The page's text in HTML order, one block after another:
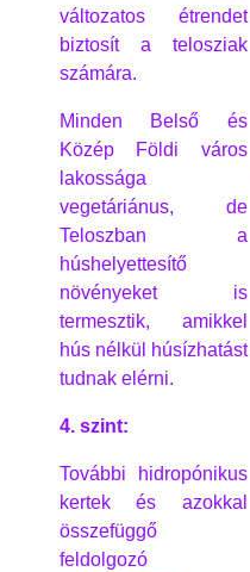
változatos étrendet
biztosít a telosziak
számára.
Minden Belső és
Közép Földi város
lakossága
vegetáriánus, de
Teloszban a
húshelyettesítő
növényeket is
termesztik, amikkel
hús nélkül húsízhatást
tudnak elérni.
4. szint:
További hidropónikus
kertek és azokkal
összefüggő
feldolgozó